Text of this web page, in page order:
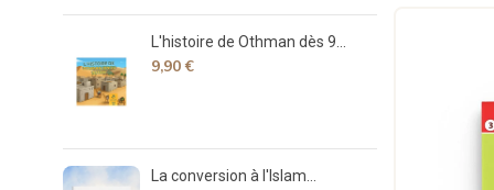
L'histoire de Othman dès 9...
9,90 €
La conversion à l'Islam... La